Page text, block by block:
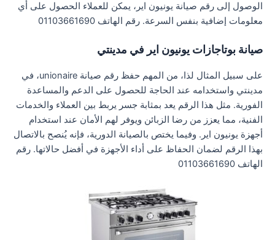
الوصول إلى رقم صيانة يونيون اير، يمكن للعملاء الحصول على أي
معلومات إضافية بنفس السرعة. رقم الهاتف 01103661690
صيانة بوتاجازات يونيون اير في مدينتي
على سبيل المثال لذا، من المهم حفظ رقم صيانة unionaire، في
مدينتي واستخدامه عند الحاجة للحصول على الدعم والمساعدة
الفورية. مثل هذا الرقم يعد بمثابة جسر يربط بين العملاء والخدمات
الفنية، مما يعزز من رضا الزبائن ويوفر لهم الأمان عند استخدام
أجهزة يونيون اير. وفيما يختص بالصيانة الدورية، فإنه يُنصح بالاتصال
بهذا الرقم لضمان الحفاظ على أداء الأجهزة في أفضل حالاتها. رقم
الهاتف 01103661690